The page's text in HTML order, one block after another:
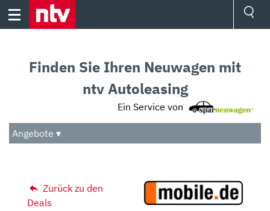
Skip
Audio
Das Beste
Finden Sie Ihren Neuwagen mit
ntv Autoleasing
Ein Service von
Angebote ▾
Zurück zu den
Deals